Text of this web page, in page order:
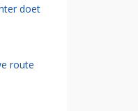
doet
route